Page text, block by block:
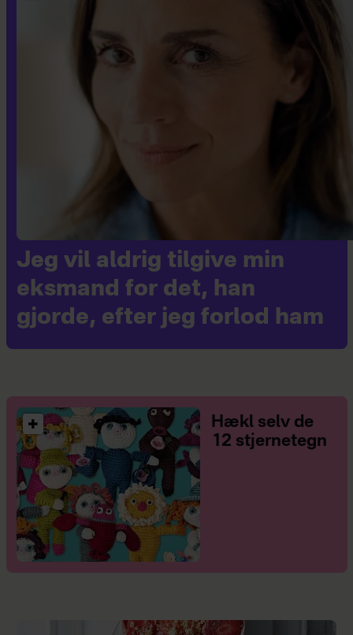
Jeg vil aldrig tilgive min
eksmand for det, han
gjorde, efter jeg forlod ham
Hækl selv de
12 stjernetegn